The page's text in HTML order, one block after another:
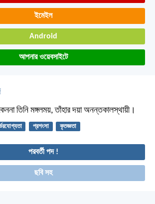
ইমেইল
Android
আপনার ওয়েবসাইটে
তিনি মঙ্গলময়,তাঁহার দয়া অনন্তকালস্থায়ী।
প্রশংসা কৃতজ্ঞতা
পরবর্তী পদ !
ছবি সহ